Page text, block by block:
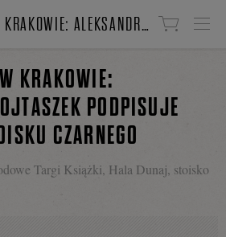
TARGI KSIĄŻKI W KRAKOWIE: ALEKSANDRA WOJTASZEK PODPISUJE „FJAKĘ” NA STOISKU CZARNEGO
KRAKOWIE:
PODPISUJE
CZARNEGO
Targi Książki, Hala Dunaj, stoisko